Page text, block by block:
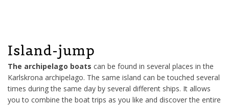
Island-jump
The archipelago boats can be found in several places in the
Karlskrona archipelago. The same island can be touched several
times during the same day by several different ships. It allows
you to combine the boat trips as you like and discover the entire